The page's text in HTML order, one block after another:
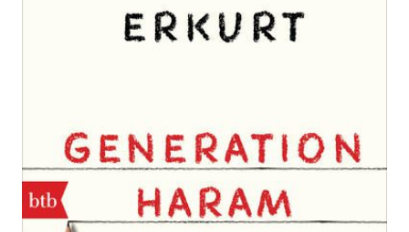
Melisa Erkurt
Verlag: btb 11.04.2022
Buch 192 Seiten